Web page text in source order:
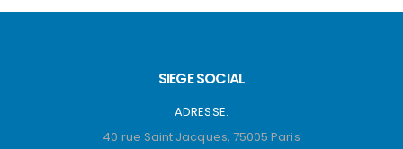
SIEGE SOCIAL
ADRESSE:
40 rue Saint Jacques, 75005 Paris